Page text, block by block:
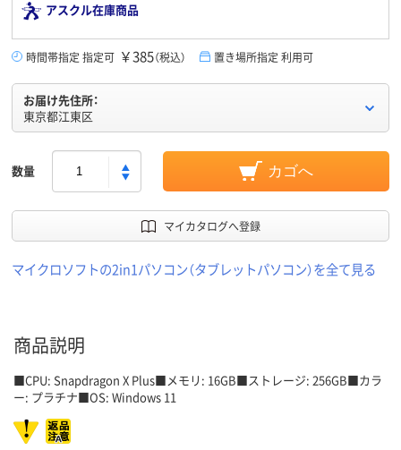
アスクル在庫商品
時間帯指定 指定可 ￥385（税込） 置き場所指定 利用可
お届け先住所：
東京都江東区
数量 カゴへ
マイカタログへ登録
マイクロソフトの2in1パソコン（タブレットパソコン）を全て見る
商品説明
■CPU: Snapdragon X Plus■メモリ: 16GB■ストレージ: 256GB■カラ
ー: プラチナ■OS: Windows 11